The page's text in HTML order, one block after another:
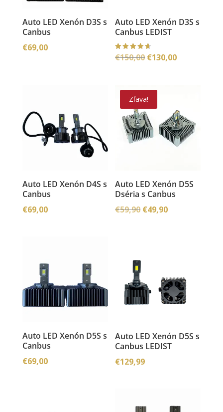
Auto LED Xenón D3S s
Canbus
€69,00
Auto LED Xenón D3S s
Canbus LEDIST
Hodnoteni
e
€150,00 Pôvodná
€150,00.
€130,00Aktuálna
Auto LED Xenón D4S s
Canbus
€69,00
Zľava!
Auto LED Xenón D5S
Dséria s Canbus
€59,90 Pôvodná
€49,90Aktuálna
Auto LED Xenón D5S s
Canbus
€69,00
Auto LED Xenón D5S s
Canbus LEDIST
€129,99